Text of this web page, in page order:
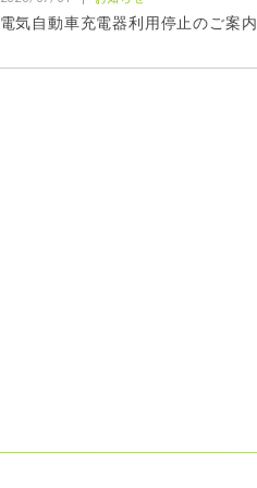
電気自動車充電器利用停止のご案内